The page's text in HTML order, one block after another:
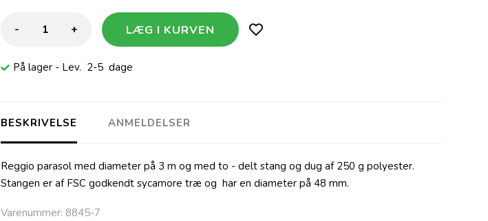
- +
På lager - Lev. 2-5 dage
BESKRIVELSE ANMELDELSER
Reggio parasol med diameter på 3 m og med to - delt stang og dug af 250 g polyester.
Stangen er af FSC godkendt sycamore træ og har en diameter på 48 mm.
Varenummer: 8845-7